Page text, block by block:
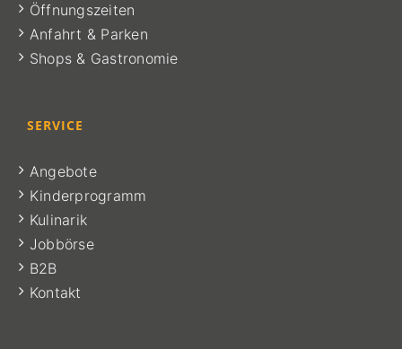
Öffnungszeiten
Anfahrt & Parken
Shops & Gastronomie
SERVICE
Angebote
Kinderprogramm
Kulinarik
Jobbörse
B2B
Kontakt